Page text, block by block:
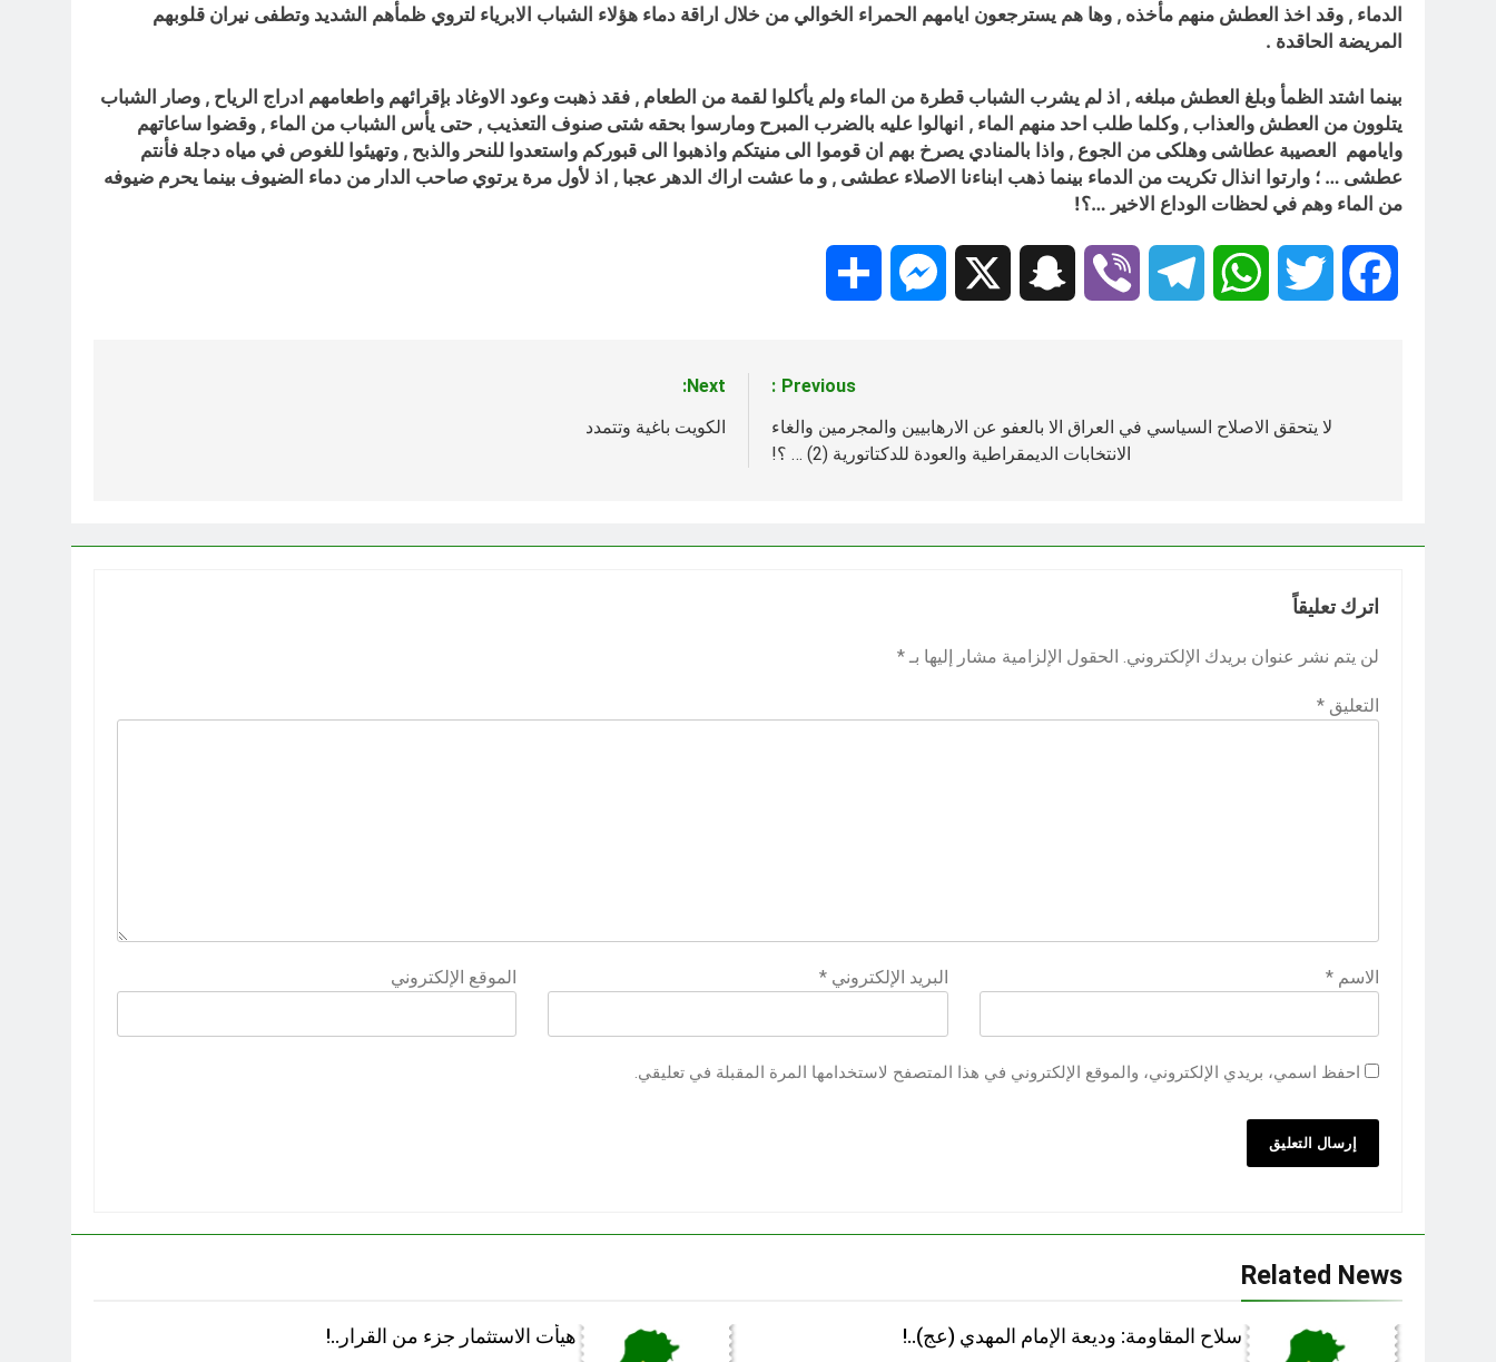
الدماء , وقد اخذ العطش منهم مأخذه , وها هم يسترجعون ايامهم الحمراء الخوالي من خلال اراقة دماء هؤلاء الشباب الابرياء لتروي ظمأهم الشديد وتطفى نيران قلوبهم
المريضة الحاقدة .
بينما اشتد الظمأ وبلغ العطش مبلغه , اذ لم يشرب الشباب قطرة من الماء ولم يأكلوا لقمة من الطعام , فقد ذهبت وعود الاوغاد بإقرائهم واطعامهم ادراج الرياح , وصار الشباب
يتلوون من العطش والعذاب , وكلما طلب احد منهم الماء , انهالوا عليه بالضرب المبرح ومارسوا بحقه شتى صنوف التعذيب , حتى يأس الشباب من الماء , وقضوا ساعاتهم
وايامهم العصيبة عطاشى وهلكى من الجوع , واذا بالمنادي يصرخ بهم ان قوموا الى منيتكم واذهبوا الى قبوركم واستعدوا للنحر والذبح , وتهيئوا للغوص في مياه دجلة فأنتم
عطشى … ؛ وارتوا انذال تكريت من الدماء بينما ذهب ابناءنا الاصلاء عطشى , و ما عشت اراك الدهر عجبا , اذ لأول مرة يرتوي صاحب الدار من دماء الضيوف بينما يحرم ضيوفه
من الماء وهم في لحظات الوداع الاخير …؟!
Facebook
Twitter
WhatsApp
Telegram
Viber
Snapchat
Messenger
المقالات
Previous:
لا يتحقق الاصلاح السياسي في العراق الا بالعفو عن الارهابيين والمجرمين والغاء
الانتخابات الديمقراطية والعودة للدكتاتورية (2) … ؟!
Next:
الكويت باغية وتتمدد
اترك تعليقاً
لن يتم نشر عنوان بريدك الإلكتروني. الحقول الإلزامية مشار إليها بـ *
التعليق *
الاسم * البريد الإلكتروني* الموقع الإلكتروني
احفظ اسمي، بريدي الإلكتروني، والموقع الإلكتروني في هذا المتصفح لاستخدامها المرة المقبلة في تعليقي.
Related News
سلاح المقاومة: وديعة الإمام المهدي (عج)..! هيأت الاستثمار جزء من القرار..!